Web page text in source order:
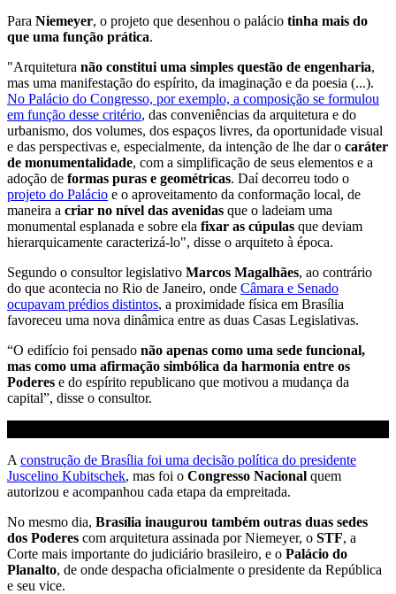
Para Niemeyer, o projeto que desenhou o palácio tinha mais do
que uma função prática.
"Arquitetura não constitui uma simples questão de engenharia,
mas uma manifestação do espírito, da imaginação e da poesia (...).
No Palácio do Congresso, por exemplo, a composição se formulou
em função desse critério, das conveniências da arquitetura e do
urbanismo, dos volumes, dos espaços livres, da oportunidade visual
e das perspectivas e, especialmente, da intenção de lhe dar o caráter
de monumentalidade, com a simplificação de seus elementos e a
adoção de formas puras e geométricas. Daí decorreu todo o
projeto do Palácio e o aproveitamento da conformação local, de
maneira a criar no nível das avenidas que o ladeiam uma
monumental esplanada e sobre ela fixar as cúpulas que deviam
hierarquicamente caracterizá-lo", disse o arquiteto à época.
Segundo o consultor legislativo Marcos Magalhães, ao contrário
do que acontecia no Rio de Janeiro, onde Câmara e Senado
ocupavam prédios distintos, a proximidade física em Brasília
favoreceu uma nova dinâmica entre as duas Casas Legislativas.
“O edifício foi pensado não apenas como uma sede funcional,
mas como uma afirmação simbólica da harmonia entre os
Poderes e do espírito republicano que motivou a mudança da
capital”, disse o consultor.
A construção de Brasília foi uma decisão política do presidente
Juscelino Kubitschek, mas foi o Congresso Nacional quem
autorizou e acompanhou cada etapa da empreitada.
No mesmo dia, Brasília inaugurou também outras duas sedes
dos Poderes com arquitetura assinada por Niemeyer, o STF, a
Corte mais importante do judiciário brasileiro, e o Palácio do
Planalto, de onde despacha oficialmente o presidente da República
e seu vice.